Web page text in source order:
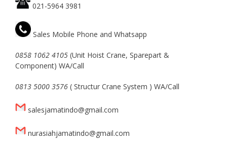
021-5964 3981
Sales Mobile Phone and Whatsapp
0858 1062 4105 (Unit Hoist Crane, Sparepart &
Component) WA/Call
0813 5000 3576 ( Structur Crane System ) WA/Call
salesjamatindo@gmail.com
nurasiahjamatindo@gmail.com